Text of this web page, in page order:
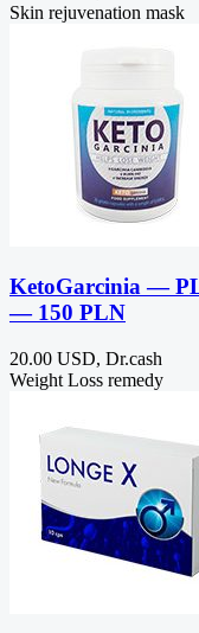
Skin rejuvenation mask
KetoGarcinia —
— 150 PLN
20.00 USD, Dr.cash
Weight Loss remedy